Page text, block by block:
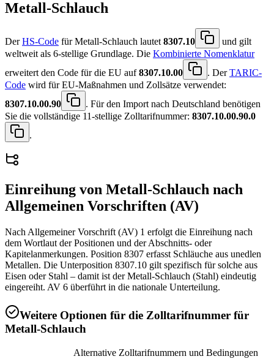
Metall-Schlauch
DerHS-Code für Metall-Schlauch lautet8307.10
und gilt
weltweit als 6-stellige Grundlage. Die Kombinierte Nomenklatur
erweitert den Code für die EU auf8307.10.00 . DerTARIC-
Code wird für EU-Maßnahmen und Zollsätze verwendet:
8307.10.00.90
. Für den Import nach Deutschland benötigen
Sie die vollständige 11-stellige Zolltarifnummer: 8307.10.00.90.0
.
Einreihung von Metall-Schlauch nach
Allgemeinen Vorschriften (AV)
Nach Allgemeiner Vorschrift (AV) 1 erfolgt die Einreihung nach
dem Wortlaut der Positionen und der Abschnitts- oder
Kapitelanmerkungen. Position 8307 erfasst Schläuche aus unedlen
Metallen. Die Unterposition 8307.10 gilt spezifisch für solche aus
Eisen oder Stahl – damit ist der Metall-Schlauch (Stahl) eindeutig
eingereiht. AV 6 überführt in die nationale Unterteilung.
Weitere Optionen für die Zolltarifnummer für
Metall-Schlauch
Alternative Zolltarifnummern und Bedingungen